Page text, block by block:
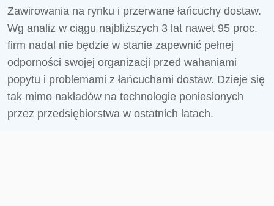
Zawirowania na rynku i przerwane łańcuchy dostaw.
Wg analiz w ciągu najbliższych 3 lat nawet 95 proc.
firm nadal nie będzie w stanie zapewnić pełnej
odporności swojej organizacji przed wahaniami
popytu i problemami z łańcuchami dostaw. Dzieje się
tak mimo nakładów na technologie poniesionych
przez przedsiębiorstwa w ostatnich latach.